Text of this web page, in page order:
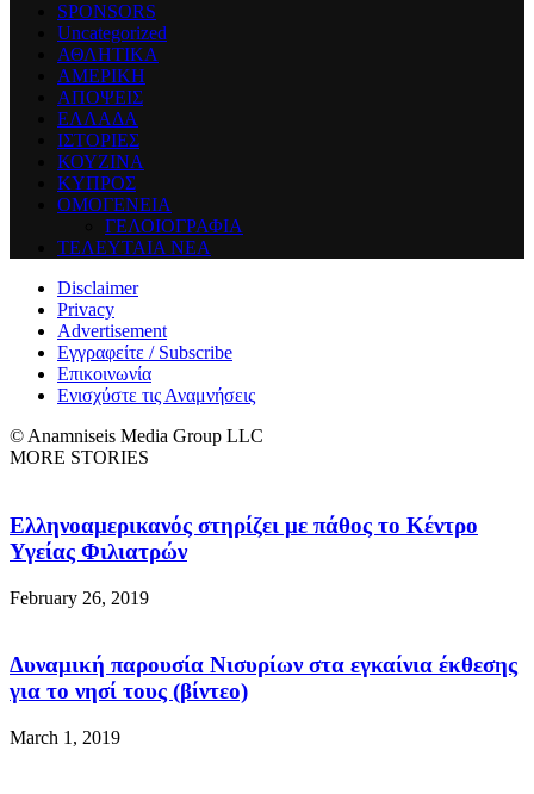
SPONSORS
Uncategorized
ΑΘΛΗΤΙΚΑ
ΑΜΕΡΙΚΗ
ΑΠΟΨΕΙΣ
ΕΛΛΑΔΑ
ΙΣΤΟΡΙΕΣ
ΚΟΥΖΙΝΑ
ΚΥΠΡΟΣ
ΟΜΟΓΕΝΕΙΑ
ΓΕΛΟΙΟΓΡΑΦΙΑ
ΤΕΛΕΥΤΑΙΑ ΝΕΑ
Disclaimer
Privacy
Advertisement
Εγγραφείτε / Subscribe
Επικοινωνία
Ενισχύστε τις Αναμνήσεις
© Anamniseis Media Group LLC
MORE STORIES
Ελληνοαμερικανός στηρίζει με πάθος το Κέντρο
Υγείας Φιλιατρών
February 26, 2019
Δυναμική παρουσία Νισυρίων στα εγκαίνια έκθεσης
για το νησί τους (βίντεο)
March 1, 2019